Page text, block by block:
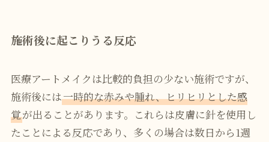
施術後に起こりうる反応
医療アートメイクは比較的負担の少ない施術ですが、
施術後には一時的な赤みや腫れ、ヒリヒリとした感
覚が出ることがあります。これらは皮膚に針を使用し
たことによる反応であり、多くの場合は数日から1週